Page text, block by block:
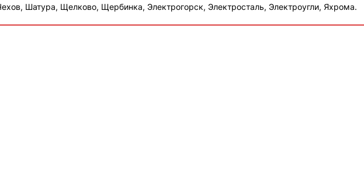
Шатура, Щелково, Щербинка, Электрогорск, Электросталь, Электроугли, Яхрома.